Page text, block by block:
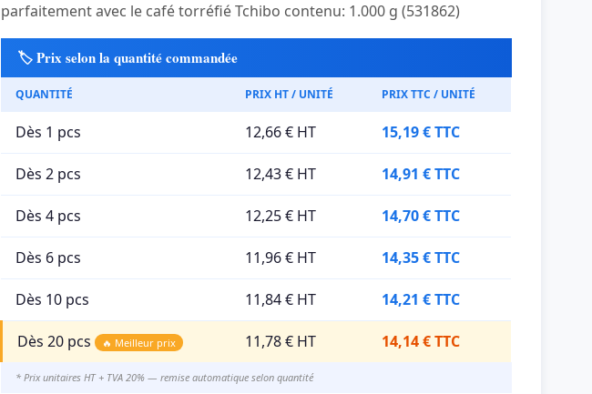
parfaitement avec le café torréfié Tchibo contenu: 1.000 g (531862)
🏷️ Prix selon la quantité commandée
QUANTITÉ PRIX HT / UNITÉ PRIX TTC / UNITÉ
Dès 1 pcs 12,66 € HT 15,19 € TTC
Dès 2 pcs 12,43 € HT 14,91 € TTC
Dès 4 pcs 12,25 € HT 14,70 € TTC
Dès 6 pcs 11,96 € HT 14,35 € TTC
Dès 10 pcs 11,84 € HT 14,21 € TTC
Dès 20 pcs 🔥 Meilleur prix 11,78 € HT 14,14 € TTC
* Prix unitaires HT + TVA 20% — remise automatique selon quantité